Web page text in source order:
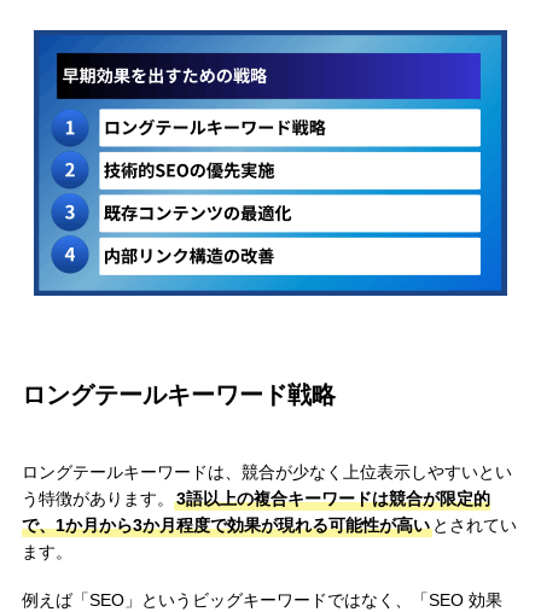
ロングテールキーワード戦略
ロングテールキーワードは、競合が少なく上位表示しやすいとい
う特徴があります。
3語以上の複合キーワードは競合が限定的
で、1か月から3か月程度で効果が現れる可能性が高いとされてい
ます。
例えば「SEO」というビッグキーワードではなく、「SEO 効果